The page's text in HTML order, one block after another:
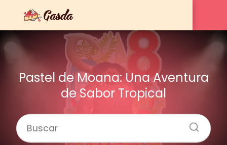
Pastel de Moana: Una Aventura
de Sabor Tropical